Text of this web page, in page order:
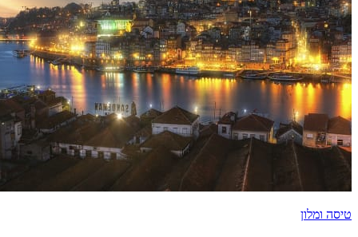
טיסה ומלון